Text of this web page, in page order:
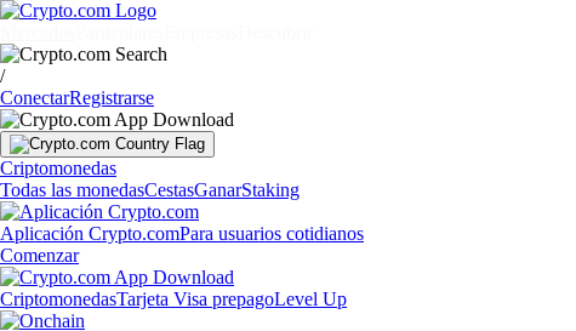
/
ConectarRegistrarse
Criptomonedas
Todas las monedasCestasGanarStaking
Aplicación Crypto.comPara usuarios cotidianos
Comenzar
CriptomonedasTarjeta Visa prepagoLevel Up